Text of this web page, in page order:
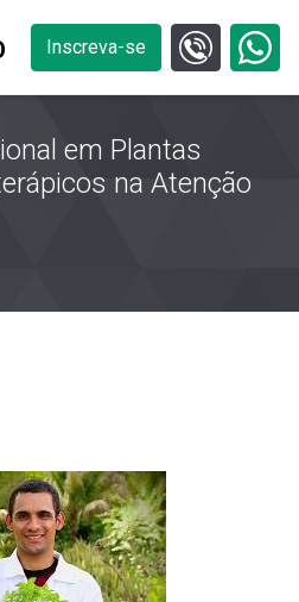
Inscreva-se
em Plantas
na Atenção